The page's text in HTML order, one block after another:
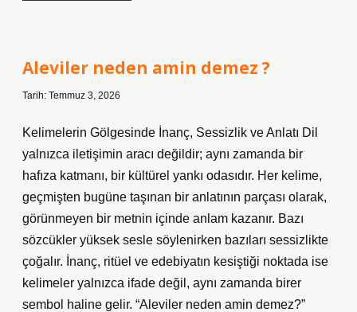
?
Aleviler neden amin demez ?
Tarih: Temmuz 3, 2026
Kelimelerin Gölgesinde İnanç, Sessizlik ve Anlatı Dil
yalnızca iletişimin aracı değildir; aynı zamanda bir
hafıza katmanı, bir kültürel yankı odasıdır. Her kelime,
geçmişten bugüne taşınan bir anlatının parçası olarak,
görünmeyen bir metnin içinde anlam kazanır. Bazı
sözcükler yüksek sesle söylenirken bazıları sessizlikte
çoğalır. İnanç, ritüel ve edebiyatın kesiştiği noktada ise
kelimeler yalnızca ifade değil, aynı zamanda birer
sembol haline gelir. “Aleviler neden amin demez?”